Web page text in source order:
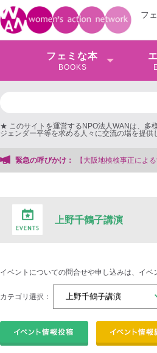
フ
フェミな本
BOOKS
★ このサイトを運営するNPO法人WANは、多
ジェンダー平等を求める人々に交流の場を提供
緊急の呼びかけ：
検事正による女性検事への性的暴行事件】
上野千鶴子講演
イベントについての問合せや申し込みは、イベ
カテゴリ選択：